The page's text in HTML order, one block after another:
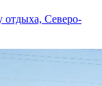
отдыха, Северо-